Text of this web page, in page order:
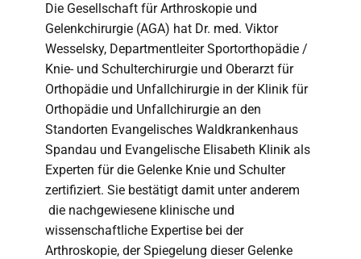
Die Gesellschaft für Arthroskopie und
Gelenkchirurgie (AGA) hat Dr. med. Viktor
Wesselsky, Departmentleiter Sportorthopädie /
Knie- und Schulterchirurgie und Oberarzt für
Orthopädie und Unfallchirurgie in der Klinik für
Orthopädie und Unfallchirurgie an den
Standorten Evangelisches Waldkrankenhaus
Spandau und Evangelische Elisabeth Klinik als
Experten für die Gelenke Knie und Schulter
zertifiziert. Sie bestätigt damit unter anderem
die nachgewiesene klinische und
wissenschaftliche Expertise bei der
Arthroskopie, der Spiegelung dieser Gelenke